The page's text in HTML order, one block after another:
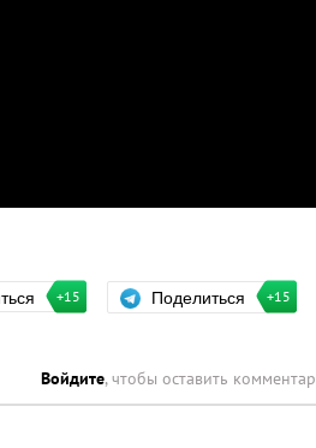
+15 Поделиться +15
Войдите, чтобы оставить